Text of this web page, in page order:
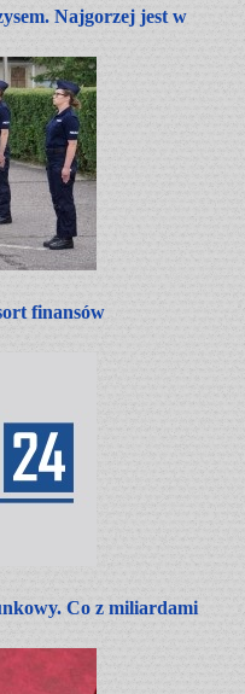
Najgorzej jest w
finansów
Co z miliardami